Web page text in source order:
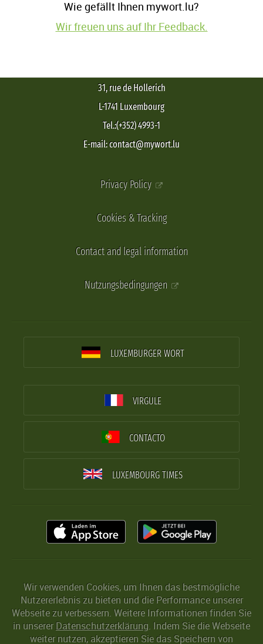
Wie gefällt Ihnen mywort.lu?
Wir freuen uns auf Ihr Feedback.
31, rue de Hollerich
L-1741 Luxembourg
Tel.:(+352) 4993-1
E-mail: contact@mywort.lu
Privacy Policy
Cookies & Tracking
Contact and legal information
Nutzungsbedingungen
LUXEMBURGER WORT
VIRGULE
CONTACTO
LUXEMBOURG TIMES
Wir verwenden Cookies, um Ihnen das bestmögliche
Nutzererlebnis zu bieten und die Performance unserer
Webseite zu verbessern. Weitere Informationen finden Sie
in unserer Datenschutzerklärung. Indem Sie die Webseite
weiter nutzen, akzeptieren Sie das Speichern von